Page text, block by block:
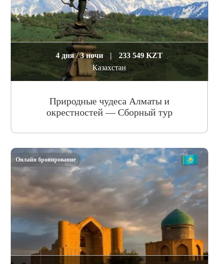
4 дня / 3 ночи |
233 549 KZT
Казахстан
Природные чудеса Алматы и
окрестностей — Сборный тур
Онлайн бронирование